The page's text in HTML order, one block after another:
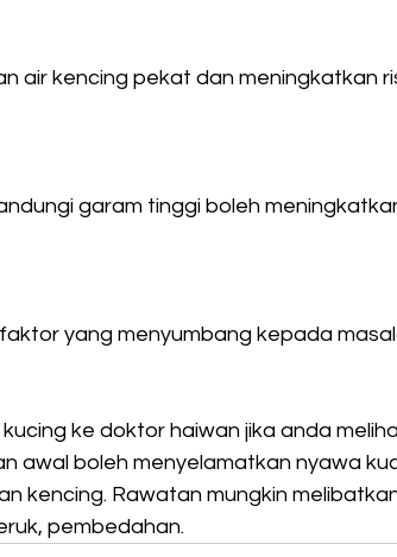
air kencing pekat dan meningkatkan
garam tinggi boleh
yang menyumbang kepada
ke doktor haiwan jika anda
awal boleh menyelamatkan nyawa
kencing. Rawatan mungkin
pembedahan.